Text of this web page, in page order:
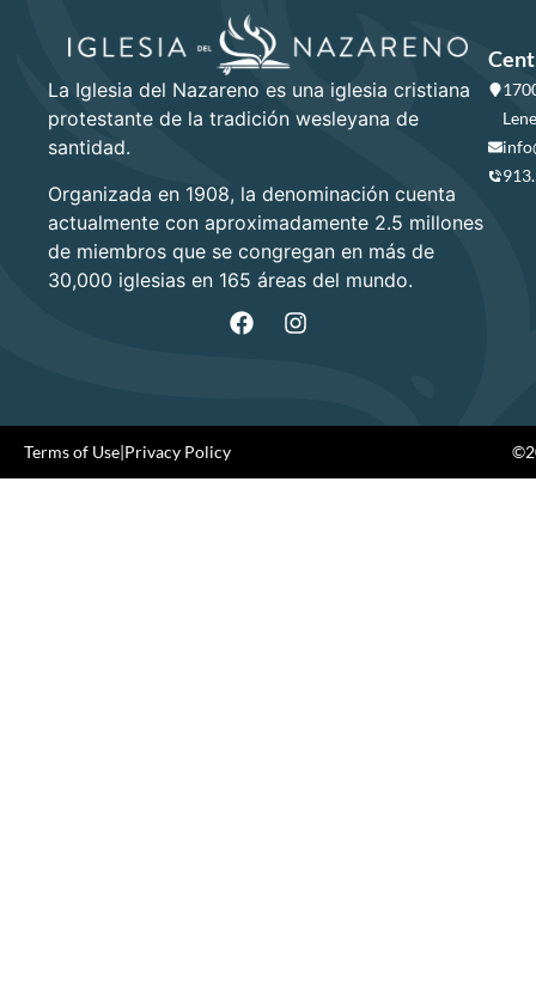
La Iglesia del Nazareno es una iglesia cristiana
protestante de la tradición wesleyana de
santidad.
Organizada en 1908, la denominación cuenta
actualmente con aproximadamente 2.5 millones
de miembros que se congregan en más de
30,000 iglesias en 165 áreas del mundo.
Terms of Use|Privacy Policy